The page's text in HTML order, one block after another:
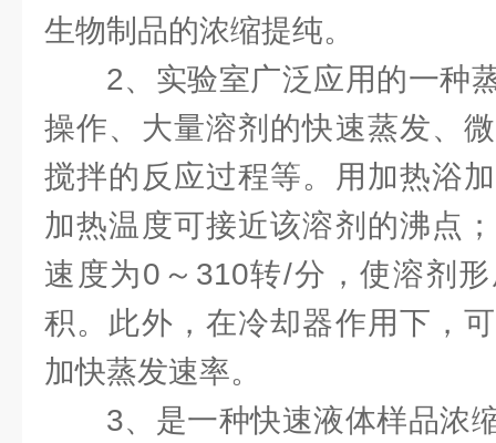
生物制品的浓缩提纯。
2、实验室广泛应用的一种
操作、大量溶剂的快速蒸发、
搅拌的反应过程等。用加热浴
加热温度可接近该溶剂的沸点
速度为0～310转/分，使溶剂
积。此外，在冷却器作用下，
加快蒸发速率。
3、是一种快速液体样品浓